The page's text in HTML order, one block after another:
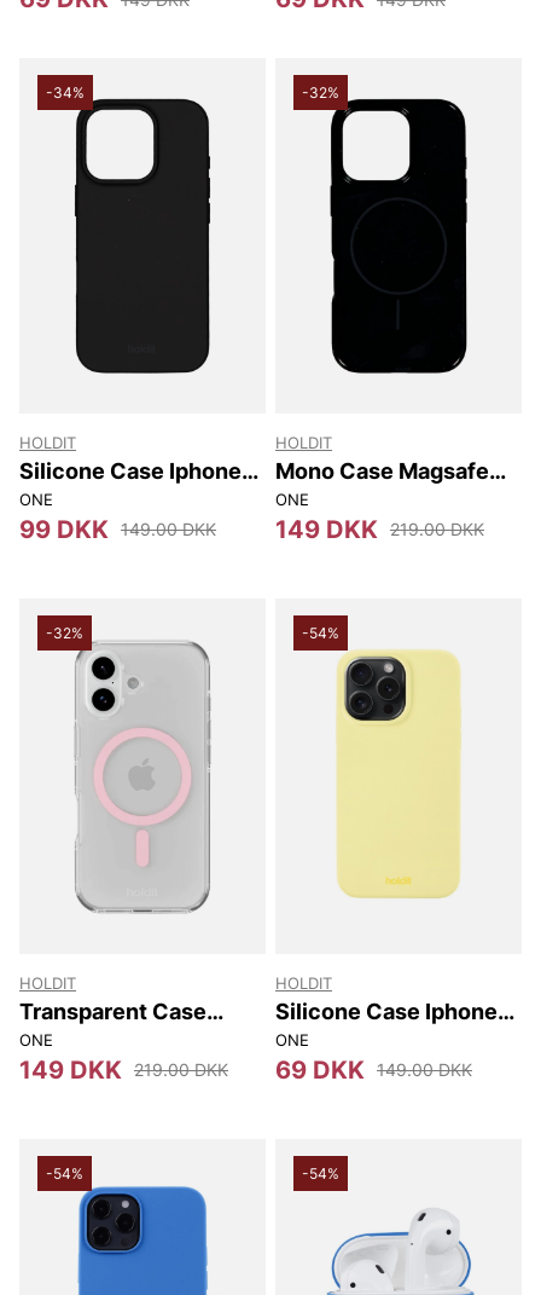
-34%
HOLDIT
Silicone Case Iphone
16 Pro
ONE
99 DKK 149.00 DKK
-32%
HOLDIT
Mono Case Magsafe
Iphone 16 Pro
ONE
149 DKK 219.00 DKK
-32%
HOLDIT
Transparent Case
Magsafe Iphone 17
ONE
149 DKK 219.00 DKK
-54%
HOLDIT
Silicone Case Iphone
15 Pro Max
ONE
69 DKK 149.00 DKK
-54% -54%